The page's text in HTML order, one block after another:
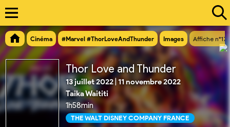
Cinéma #Marvel #ThorLoveAndThunder Images Affiche
Thor Love and Thunder
13 juillet 2022|11 novembre 2022
Taika Waititi
1h58min
THE WALT DISNEY COMPANY FRANCE